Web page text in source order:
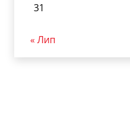
31
« Лип